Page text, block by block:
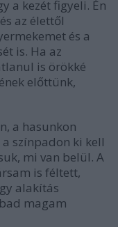
a kezét figyeli. Én
az élettől
és a
is. Ha az
is örökké
előttünk,
a hasunkon
színpadon ki kell
mi van belül. A
is féltett,
alakítás
magam